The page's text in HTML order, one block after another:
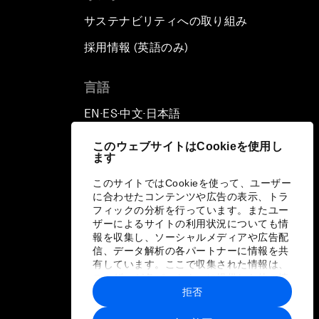
このウェブサイトはCookieを使用し
ます
このサイトではCookieを使って、ユーザー
に合わせたコンテンツや広告の表示、トラ
フィックの分析を行っています。またユー
ザーによるサイトの利用状況についても情
報を収集し、ソーシャルメディアや広告配
信、データ解析の各パートナーに情報を共
有しています。ここで収集された情報は、
ユーザーが各パートナーに提供した他の情
報や各パートナーのサービスを使用した際
に収集された情報と組み合わされ、各パー
拒否
サステナビリティへの取り組み
採用情報 (英語のみ)
言語
EN ▪ ES▪中文▪ 日本語